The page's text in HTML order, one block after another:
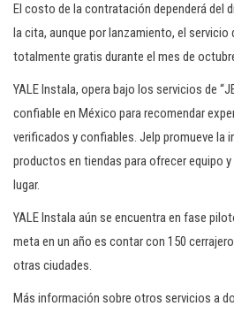
El costo de la contratación dependerá del
la cita, aunque por lanzamiento, el servicio
totalmente gratis durante el mes de
YALE Instala, opera bajo los servicios de
confiable en México para recomendar
verificados y confiables. Jelp promueve la
productos en tiendas para ofrecer equipo
lugar.
YALE Instala aún se encuentra en fase
meta en un año es contar con 150
otras ciudades.
Más información sobre otros servicios a